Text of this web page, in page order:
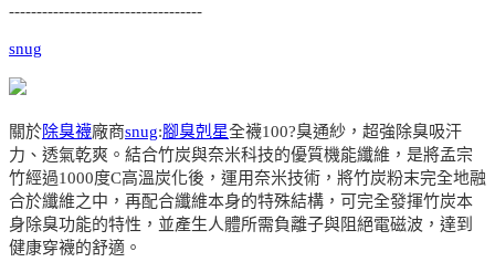
-----------------------------------
snug
關於除臭襪廠商snug:腳臭剋星全襪100?臭通紗，超強除臭吸汗
力、透氣乾爽。結合竹炭與奈米科技的優質機能纖維，是將孟宗
竹經過1000度C高溫炭化後，運用奈米技術，將竹炭粉末完全地融
合於纖維之中，再配合纖維本身的特殊結構，可完全發揮竹炭本
身除臭功能的特性，並產生人體所需負離子與阻絕電磁波，達到
健康穿襪的舒適。